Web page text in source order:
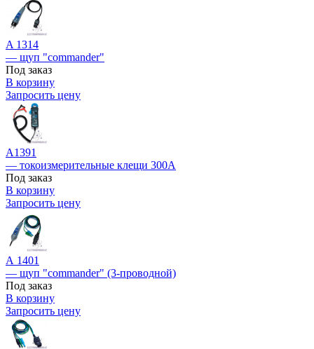
A 1314
— щуп "commander"
Под заказ
В корзину
Запросить цену
A1391
— токоизмерительные клещи 300А
Под заказ
В корзину
Запросить цену
А 1401
— щуп "commander" (3-проводной)
Под заказ
В корзину
Запросить цену